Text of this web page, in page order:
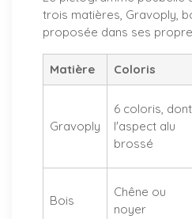
trois matières, Gravoply,
proposée dans ses
Matière Coloris
Gravoply
6 coloris, dont
l'aspect alu
brossé
Bois
Chêne ou
noyer